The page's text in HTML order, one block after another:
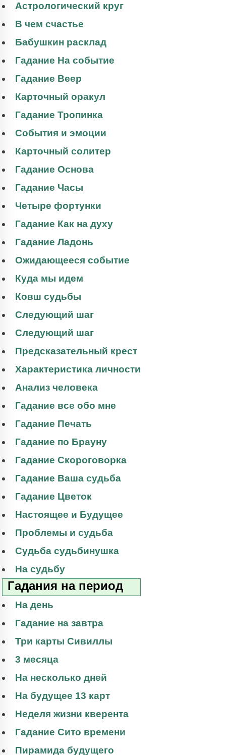
Астрологический круг
В чем счастье
Бабушкин расклад
Гадание На событие
Гадание Веер
Карточный оракул
Гадание Тропинка
События и эмоции
Карточный солитер
Гадание Основа
Гадание Часы
Четыре фортунки
Гадание Как на духу
Гадание Ладонь
Ожидающееся событие
Куда мы идем
Ковш судьбы
Следующий шаг
Следующий шаг
Предсказательный крест
Характеристика личности
Анализ человека
Гадание все обо мне
Гадание Печать
Гадание по Брауну
Гадание Скороговорка
Гадание Ваша судьба
Гадание Цветок
Настоящее и Будущее
Проблемы и судьба
Судьба судьбинушка
На судьбу
Гадания на период
На день
Гадание на завтра
Три карты Сивиллы
3 месяца
На несколько дней
На будущее 13 карт
Неделя жизни кверента
Гадание Сито времени
Пирамида будущего